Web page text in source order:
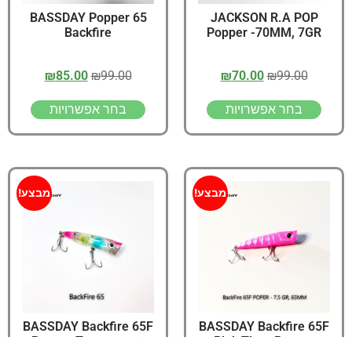
JACKSON R.A POP
Popper -70MM, 7GR
₪99.00
₪70.00
בחר אפשרויות
65 BASSDAY Popper
Backfire
₪99.00
₪85.00
בחר אפשרויות
מבצע!
BASSDAY Backfire 65F
מבצע!
BASSDAY Backfire 65F